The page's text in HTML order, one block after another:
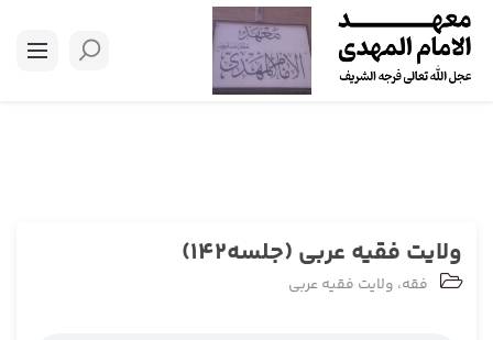
ولایت فقیه عربی (جلسه142)
فقه، ولایت فقیه عربی